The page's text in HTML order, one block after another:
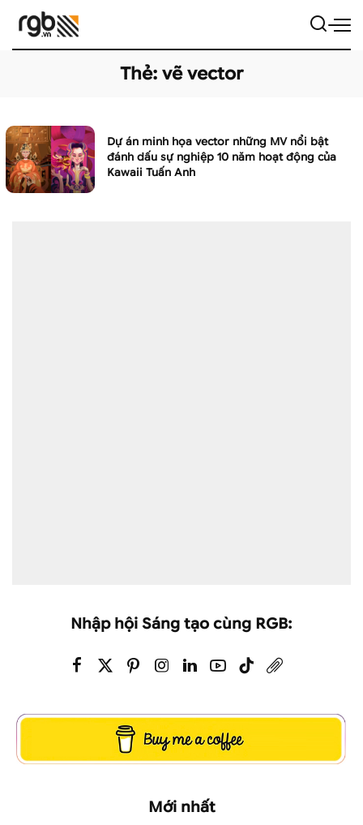
Thẻ: vẽ vector
Dự án minh họa vector những MV nổi bật
đánh dấu sự nghiệp 10 năm hoạt động của
Kawaii Tuấn Anh
Nhập hội Sáng tạo cùng RGB:
Mới nhất